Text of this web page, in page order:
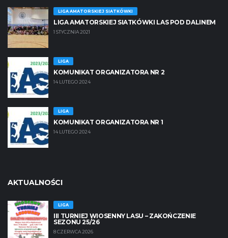
LIGA AMATORSKIEJ SIATKÓWKI
LIGA AMATORSKIEJ SIATKÓWKI LAS POD DALINEM
1 STYCZNIA 2021
LIGA
KOMUNIKAT ORGANIZATORA NR 2
14 LUTEGO 2024
LIGA
KOMUNIKAT ORGANIZATORA NR 1
14 LUTEGO 2024
AKTUALNOŚCI
LIGA
III TURNIEJ WIOSENNY LASU – ZAKOŃCZENIE
SEZONU 25/26
8 CZERWCA 2026